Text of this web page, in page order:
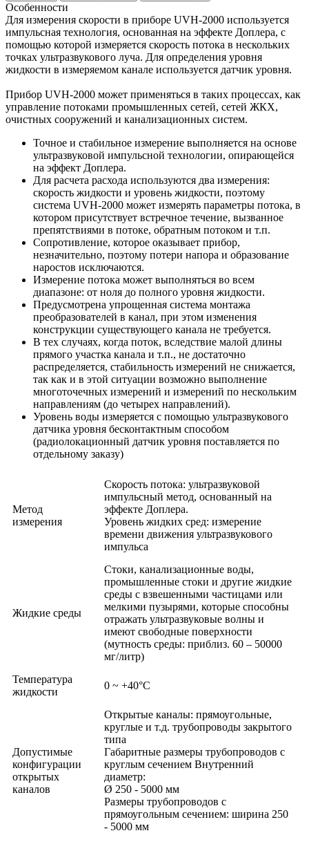
Особенности
Для измерения скорости в приборе UVH-2000 используется
импульсная технология, основанная на эффекте Доплера, с
помощью которой измеряется скорость потока в нескольких
точках ультразвукового луча. Для определения уровня
жидкости в измеряемом канале используется датчик уровня.
Прибор UVH-2000 может применяться в таких процессах, как
управление потоками промышленных сетей, сетей ЖКХ,
очистных сооружений и канализационных систем.
Точное и стабильное измерение выполняется на основе
ультразвуковой импульсной технологии, опирающейся
на эффект Доплера.
Для расчета расхода используются два измерения:
скорость жидкости и уровень жидкости, поэтому
система UVH-2000 может измерять параметры потока, в
котором присутствует встречное течение, вызванное
препятствиями в потоке, обратным потоком и т.п.
Сопротивление, которое оказывает прибор,
незначительно, поэтому потери напора и образование
наростов исключаются.
Измерение потока может выполняться во всем
диапазоне: от ноля до полного уровня жидкости.
Предусмотрена упрощенная система монтажа
преобразователей в канал, при этом изменения
конструкции существующего канала не требуется.
В тех случаях, когда поток, вследствие малой длины
прямого участка канала и т.п., не достаточно
распределяется, стабильность измерений не снижается,
так как и в этой ситуации возможно выполнение
многоточечных измерений и измерений по нескольким
направлениям (до четырех направлений).
Уровень воды измеряется с помощью ультразвукового
датчика уровня бесконтактным способом
(радиолокационный датчик уровня поставляется по
отдельному заказу)
Метод
измерения
Скорость потока: ультразвуковой
импульсный метод, основанный на
эффекте Доплера.
Уровень жидких сред: измерение
времени движения ультразвукового
импульса
Жидкие среды
Стоки, канализационные воды,
промышленные стоки и другие жидкие
среды с взвешенными частицами или
мелкими пузырями, которые способны
отражать ультразвуковые волны и
имеют свободные поверхности
(мутность среды: приблиз. 60 – 50000
мг/литр)
Температура
жидкости
0 ~ +40°C
Допустимые
конфигурации
открытых
каналов
Открытые каналы: прямоугольные,
круглые и т.д. трубопроводы закрытого
типа
Габаритные размеры трубопроводов с
круглым сечением Внутренний
диаметр:
Ø 250 - 5000 мм
Размеры трубопроводов с
прямоугольным сечением: ширина 250
- 5000 мм